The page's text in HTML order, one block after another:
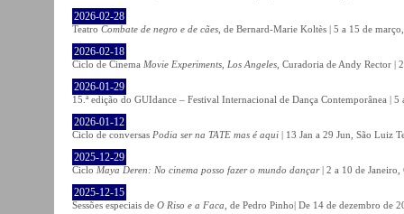
2026-02-28
Teatro Combate de negro e de cães , de Bernard-Marie Koltès | 5 a 15 de
2026-02-18
Ciclo de Cinema Movie Experiments, Los Angeles , Curadoria de Andy Rector
2026-01-29
15.ª edição do GUIdance – Festival Internacional de Dança Contemporânea |
2026-01-12
Ciclo de conversas Podia ser na TATE mas é aqui | 13 Jan a 29 Jun, São Luiz
2025-12-29
Ciclo Maya Deren: No cinema posso fazer o mundo dançar| 2 a 10 de Janeiro,
2025-12-15
Sessões especiais de O Riso e a Faca , de Pedro Pinho| De 14 de dezembro de